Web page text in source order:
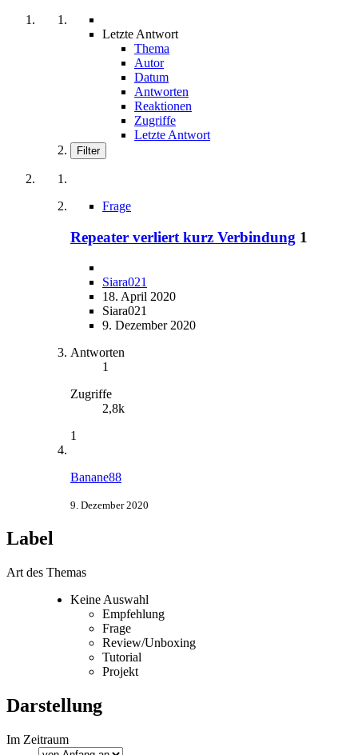
Letzte Antwort
Thema
Autor
Datum
Antworten
Reaktionen
Zugriffe
Letzte Antwort
Filter
Frage
Repeater verliert kurz Verbindung 1
Siara021
18. April 2020
Siara021
9. Dezember 2020
Antworten
1
Zugriffe
2,8k
1
Banane88
9. Dezember 2020
Label
Art des Themas
Keine Auswahl
Empfehlung
Frage
Review/Unboxing
Tutorial
Projekt
Darstellung
Im Zeitraum